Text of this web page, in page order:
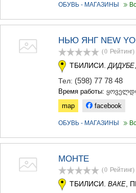
ОБУВЬ - МАГАЗИНЫ
НЬЮ ЯНГ NEW
(0 Рейтинг)
ТБИЛИСИ. ДИДУБЕ
Тел: (598) 77 78 48
Время работы:
map
facebook
ОБУВЬ - МАГАЗИНЫ
МОНТЕ
(0 Рейтинг)
ТБИЛИСИ. ВАКЕ ,